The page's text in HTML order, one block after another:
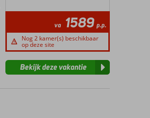
va 1589 p.p.
Nog 2 kamer(s) beschikbaar
op deze site
Bekijk deze vakantie